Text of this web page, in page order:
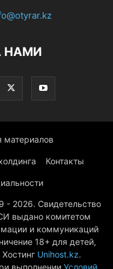
НАМИ
материалов
Контакты
- 2026. Свидетельство
выдано комитетом
и коммуникаций
18+ для детей,
Unihost.kz.